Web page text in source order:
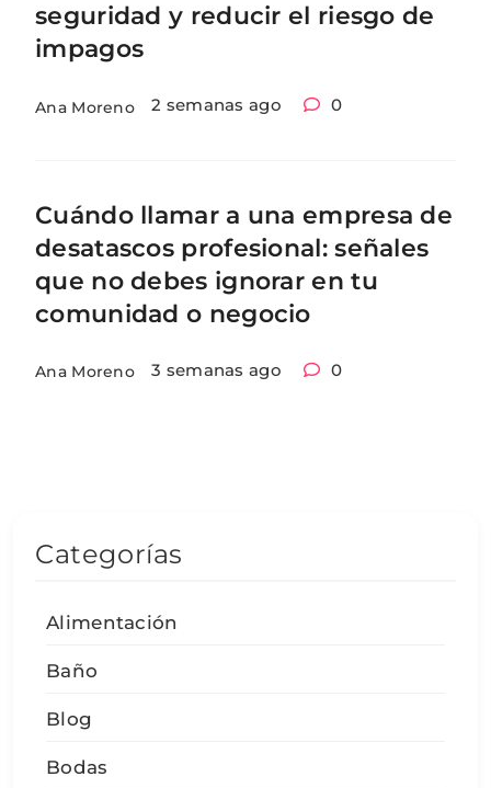
seguridad y reducir el riesgo de
impagos
Ana Moreno 2 semanas ago 0
Cuándo llamar a una empresa de
desatascos profesional: señales
que no debes ignorar en tu
comunidad o negocio
Ana Moreno 3 semanas ago 0
Categorías
Alimentación
Baño
Blog
Bodas